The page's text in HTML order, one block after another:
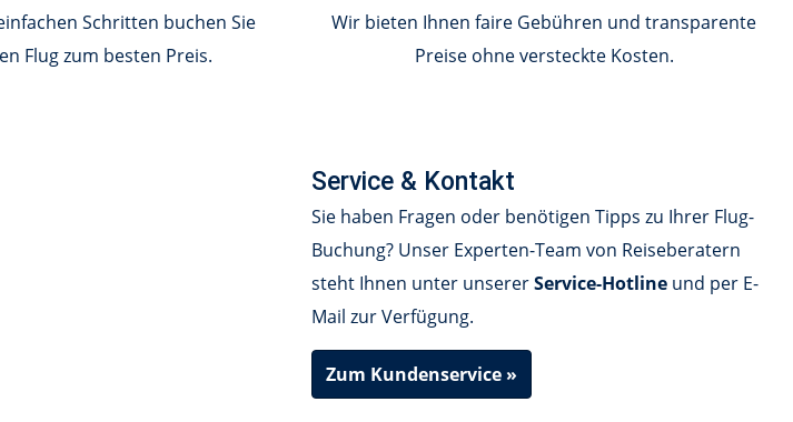
Schritten buchen Sie
Flug zum besten Preis.
Wir bieten Ihnen faire Gebühren und transparente
Preise ohne versteckte Kosten.
Service & Kontakt
Sie haben Fragen oder benötigen Tipps zu Ihrer Flug-
Buchung? Unser Experten-Team von Reiseberatern
steht Ihnen unter unsererService-Hotline und per E-
Mail zur Verfügung.
Zum Kundenservice »